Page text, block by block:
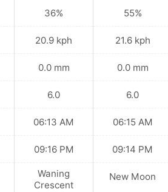
36%
20.9 kph
0.0 mm
6.0
06:13 AM
09:16 PM
Waning
Crescent
55%
21.6 kph
0.0 mm
6.0
06:15 AM
09:14 PM
New Moon